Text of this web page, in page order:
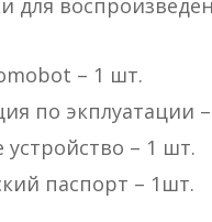
для
– 1 шт.
по экплуатации
устройство – 1 шт.
паспорт – 1шт.